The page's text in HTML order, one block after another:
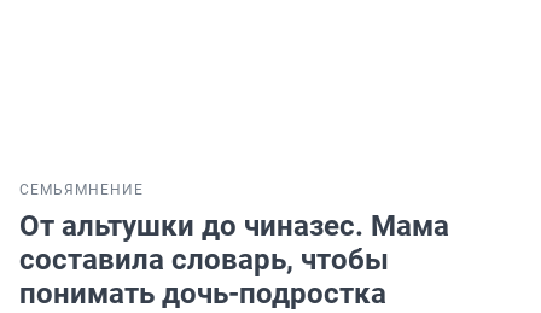
СЕМЬЯ МНЕНИЕ
От альтушки до чиназес. Мама
составила словарь, чтобы
понимать дочь-подростка